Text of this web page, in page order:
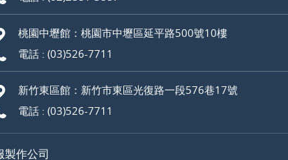
桃園中壢館：桃園市中壢區延平路500號10樓
電話 : (03)526-7711
新竹東區館：新竹市東區光復路一段576巷17號
電話 : (03)526-7711
作公司